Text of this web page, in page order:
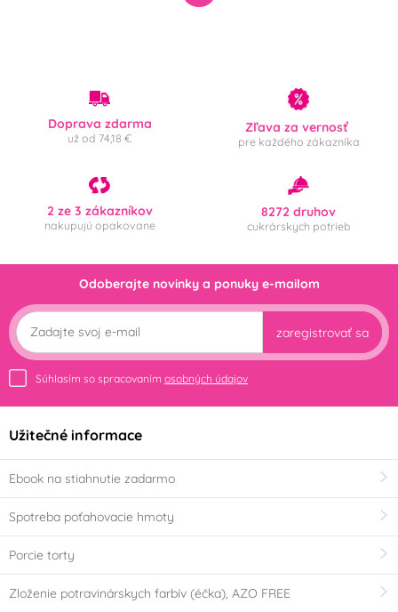
Doprava zdarma
už od 74,18 €
Zľava za vernosť
pre každého zákazníka
2 ze 3 zákazníkov
nakupujú opakovane
8272 druhov
cukrárskych potrieb
Odoberajte novinky a ponuky e-mailom
zaregistrovať sa
Súhlasím so spracovaním osobných údajov
Užitečné informace
Ebook na stiahnutie zadarmo
Spotreba poťahovacie hmoty
Porcie torty
Zloženie potravinárskych farbív (éčka), AZO FREE